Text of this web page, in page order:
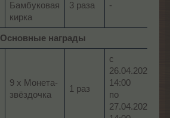
Бамбуковая
кирка
3 разa -
Основные награды
9 x Монета-
звёздочка
1 раз
с
26.04.2026,
14:00
по
27.04.2026,